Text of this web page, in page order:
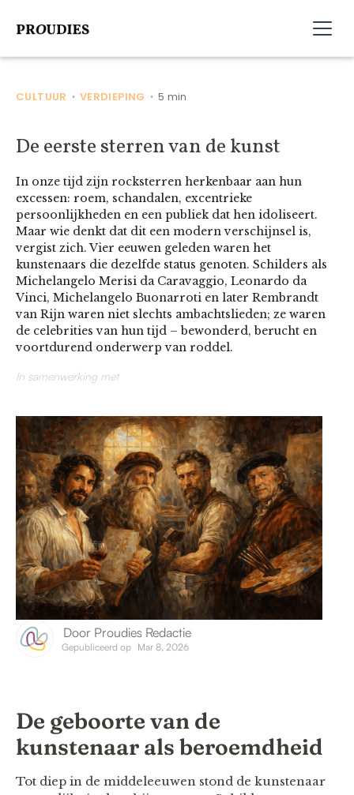
CULTUUR • VERDIEPING • 5 min
De eerste sterren van de kunst
In onze tijd zijn rocksterren herkenbaar aan hun
excessen: roem, schandalen, excentrieke
persoonlijkheden en een publiek dat hen idoliseert.
Maar wie denkt dat dit een modern verschijnsel is,
vergist zich. Vier eeuwen geleden waren het
kunstenaars die dezelfde status genoten. Schilders als
Michelangelo Merisi da Caravaggio, Leonardo da
Vinci, Michelangelo Buonarroti en later Rembrandt
van Rijn waren niet slechts ambachtslieden; ze waren
de celebrities van hun tijd – bewonderd, berucht en
voortdurend onderwerp van roddel.
In samenwerking met
Door Proudies Redactie
Gepubliceerd op Mar 8, 2026
De geboorte van de
kunstenaar als beroemdheid
Tot diep in de middeleeuwen stond de kunstenaar